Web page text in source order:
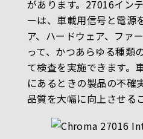
があります。27016イン
ーは、車載用信号と電源
ア、ハードウェア、ファ
って、かつあらゆる種類
て検査を実施できます。
にあるときの製品の不確
品質を大幅に向上させる